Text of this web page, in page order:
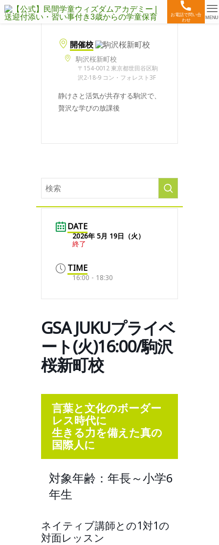
お電話で問い合
わせ
MENU
開催校
駒沢桜新町校
〒154-0012 東京都世田谷区駒
沢2-18-9 コン・フォレスト3F
静けさと活気が共存する駒沢で、
贅沢な学びの放課後
DATE
2026年 5月 19日（火）
終了
TIME
16:00 - 18:30
GSA JUKUプライベ
ート(火)16:00/駒沢
桜新町校
言葉と文化のボーダー
レス時代に
生きる力を備えた真の
国際人に
対象年齢：年長～小学6
年生
ネイティブ講師との1対1の
対面レッスン